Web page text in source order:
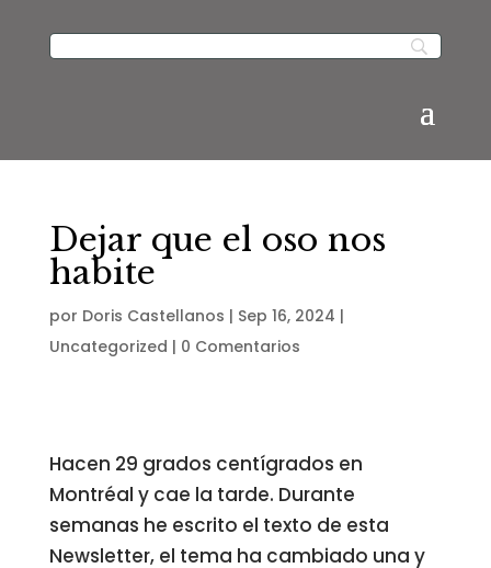
Dejar que el oso nos
habite
por Doris Castellanos | Sep 16, 2024 |
Uncategorized | 0 Comentarios
Hacen 29 grados centígrados en
Montréal y cae la tarde. Durante
semanas he escrito el texto de esta
Newsletter, el tema ha cambiado una y